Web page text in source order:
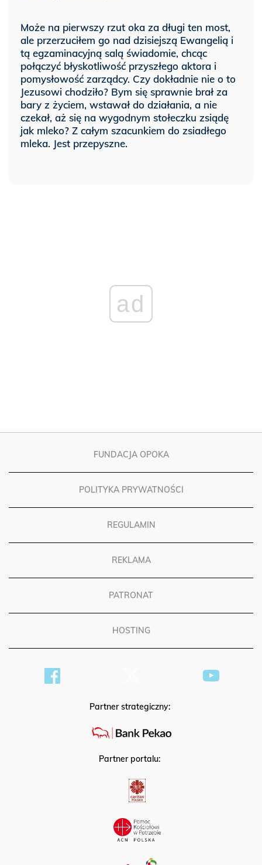
Może na pierwszy rzut oka za długi ten most,
ale przerzuciłem go nad dzisiejszą Ewangelią i
tą egzaminacyjną salą świadomie, chcąc
połączyć błyskotliwość przyszłego aktora i
pomysłowość zarządcy. Czy dokładnie nie o to
Jezusowi chodziło? Bym się sprawnie brał za
bary z życiem, wstawał do działania, a nie
czekał, aż się na wygodnym stołeczku zsiądę
jak mleko? Z całym szacunkiem do zsiadłego
mleka. Jest przepyszne.
ad
FUNDACJA OPOKA
POLITYKA PRYWATNOŚCI
REGULAMIN
REKLAMA
PATRONAT
HOSTING
Partner strategiczny:
Partner portalu: